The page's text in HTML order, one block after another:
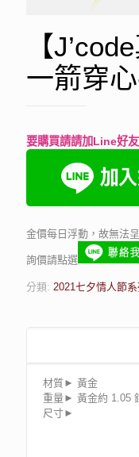
【
一箭穿
要購買請請加Line好
金價每日浮動，故無法
詢價請點選
分類: 2021七夕情人節系
材質► 黃金
重量► 黃金約 1.05
尺寸►